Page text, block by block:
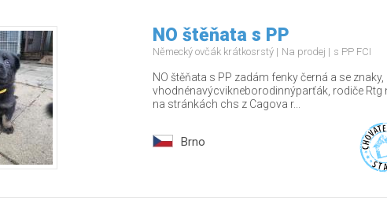
NO štěňata s PP
Německý ovčák krátkosrstý Na prodej s PP FCI
NO štěňata s PP zadám fenky černá a se znaky,
vhodnénavýcvikneborodinnýparťák, rodiče Rtg
na stránkách chs z Cagova r...
Brno